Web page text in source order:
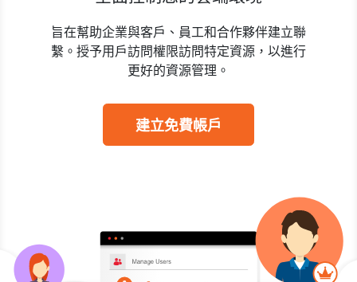
旨在幫助企業與客戶、員工和合作夥伴建立聯
繫。授予用戶訪問權限訪問特定資源，以進行
更好的資源管理。
建立免費帳戶